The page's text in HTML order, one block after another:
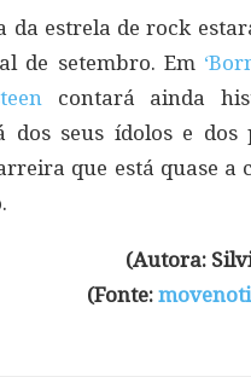
da estrela de rock
de setembro. Em
contará ainda
dos seus ídolos e dos
que está quase a
(Autora:
(Fonte: